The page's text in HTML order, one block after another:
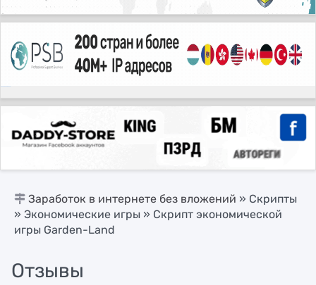
Заработок в интернете без вложений » Скрипты
» Экономические игры » Скрипт экономической
игры Garden-Land
Отзывы